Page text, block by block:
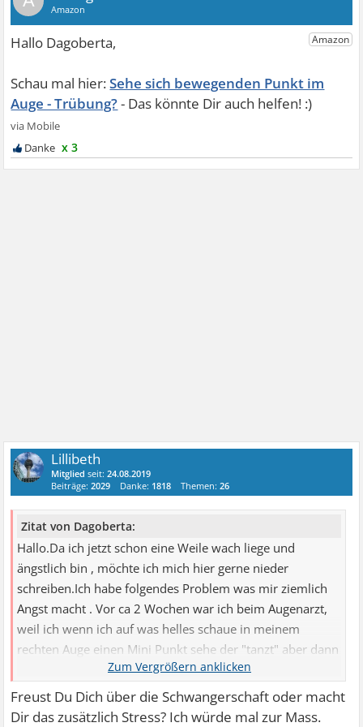
Sehe sich bewegenden Punkt im
Auge - Trübung?
x 3
Lillibeth
Mitglied seit:24.08.2019
Beiträge:2029 Danke: 1818 Themen:26
Zitat von Dagoberta:
Hallo.Da ich jetzt schon eine Weile wach liege und
ängstlich bin , möchte ich mich hier gerne nieder
schreiben.Ich habe folgendes Problem was mir ziemlich
Angst macht . Vor ca 2 Wochen war ich beim Augenarzt,
weil ich wenn ich auf was helles schaue in meinem
rechten Auge einen Mini Punkt sehe der "tanzt" aber dann
wieder verschwindet nach paar Sekunden . Der Arzt stelle
eine Trübung fest welche harmlos ist.Aber jetzt habe ich
öfter auf der rechten Seite Kopfschmerzen meistens am
Freust Du Dich über die Schwangerschaft oder macht
Dir das zusätzlich Stress? Ich würde mal zur Mass.